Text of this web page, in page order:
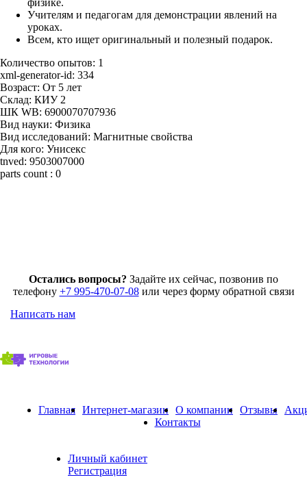
Учителям и педагогам для демонстрации явлений на
уроках.
Всем, кто ищет оригинальный и полезный подарок.
Количество опытов: 1
xml-generator-id: 334
Возраст: От 5 лет
Склад: КИУ 2
ШК WB: 6900070707936
Вид науки: Физика
Вид исследований: Магнитные свойства
Для кого: Унисекс
tnved: 9503007000
parts count : 0
Остались вопросы? Задайте их сейчас, позвонив по
телефону +7 995-470-07-08или через форму обратной связи
Написать нам
Главная Интернет-магазин О компании Отзывы
Контакты
Личный кабинет
Регистрация